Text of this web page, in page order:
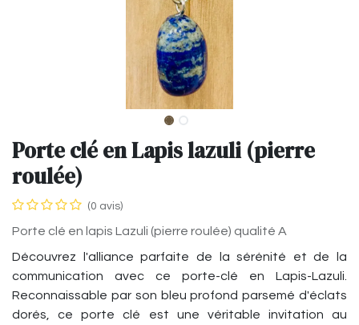
Porte clé en Lapis lazuli (pierre
roulée)
(0 avis)
Porte clé en lapis Lazuli (pierre roulée) qualité A
Découvrez l'alliance parfaite de la sérénité et de la
communication avec ce porte-clé en Lapis-Lazuli.
Reconnaissable par son bleu profond parsemé d'éclats
dorés, ce porte clé est une véritable invitation au